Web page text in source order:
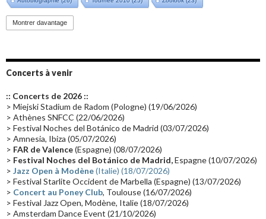
Promo 2019(23)
Groupe de Recherche Musicale
Passages radio Vidéo Jarrecast (16) Synthé 80's
Les concerts en Chine(16) Cinéma
Synthé Roland(15) Belgique(15)
(14) Astronomie (14)
Tournée 2025(14) 2024(14) Chine(13)
Montrer davantage
Concerts à venir
:: Concerts de 2026 ::
> Miejski Stadium de Radom (Pologne) (19/06/2026)
> Athènes SNFCC (22/06/2026)
> Festival Noches del Botánico de Madrid (03/07/2026)
> Amnesia, Ibiza (05/07/2026)
> FAR de Valence(Espagne) (08/07/2026)
> Festival Noches del Botánico de Madrid,Espagne (10/07/2026)
> Jazz Open à Modène(Italie) (18/07/2026)
> Festival Starlite Occident de Marbella (Espagne) (13/07/2026)
> Concert au Poney Club, Toulouse (16/07/2026)
> Festival Jazz Open, Modène, Italie (18/07/2026)
> Amsterdam Dance Event (21/10/2026)